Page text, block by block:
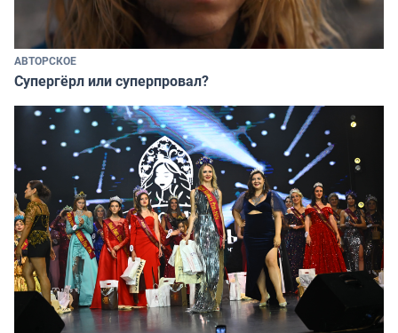
АВТОРСКОЕ
Супергёрл или суперпровал?